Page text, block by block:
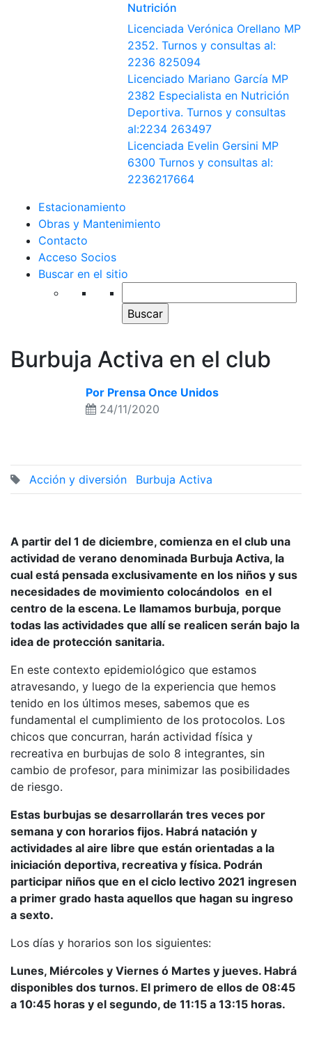
Nutrición
Licenciada Verónica Orellano MP
2352. Turnos y consultas al:
2236 825094
Licenciado Mariano García MP
2382 Especialista en Nutrición
Deportiva. Turnos y consultas
al:2234 263497
Licenciada Evelin Gersini MP
6300 Turnos y consultas al:
2236217664
Estacionamiento
Obras y Mantenimiento
Contacto
Acceso Socios
Buscar en el sitio
Burbuja Activa en el club
Por Prensa Once Unidos
24/11/2020
Acción y diversión Burbuja Activa
A partir del 1 de diciembre, comienza en el club una
actividad de verano denominada Burbuja Activa, la
cual está pensada exclusivamente en los niños y sus
necesidades de movimiento colocándolos en el
centro de la escena. Le llamamos burbuja, porque
todas las actividades que allí se realicen serán bajo la
idea de protección sanitaria.
En este contexto epidemiológico que estamos
atravesando, y luego de la experiencia que hemos
tenido en los últimos meses, sabemos que es
fundamental el cumplimiento de los protocolos. Los
chicos que concurran, harán actividad física y
recreativa en burbujas de solo 8 integrantes, sin
cambio de profesor, para minimizar las posibilidades
de riesgo.
Estas burbujas se desarrollarán tres veces por
semana y con horarios fijos. Habrá natación y
actividades al aire libre que están orientadas a la
iniciación deportiva, recreativa y física. Podrán
participar niños que en el ciclo lectivo 2021 ingresen
a primer grado hasta aquellos que hagan su ingreso
a sexto.
Los días y horarios son los siguientes:
Lunes, Miércoles y Viernes ó Martes y jueves. Habrá
disponibles dos turnos. El primero de ellos de 08:45
a 10:45 horas y el segundo, de 11:15 a 13:15 horas.